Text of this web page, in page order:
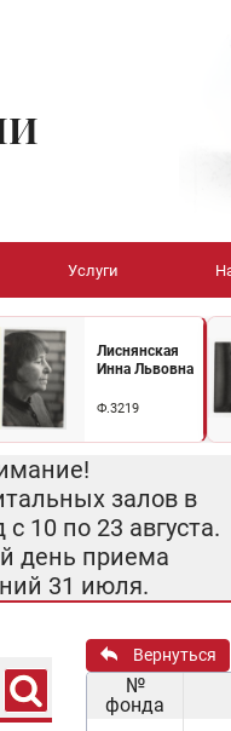
Услуги
Лиснянская
Инна Львовна
Ф.3219
залов в
10 по 23 августа.
день приема
31 июля.
Вернуться
№
фонда